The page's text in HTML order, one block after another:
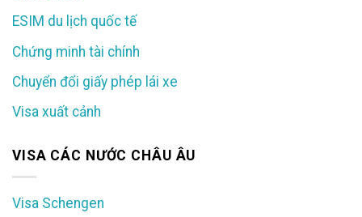
ESIM du lịch quốc tế
Chứng minh tài chính
Chuyển đổi giấy phép lái xe
Visa xuất cảnh
VISA CÁC NƯỚC CHÂU ÂU
Visa Schengen